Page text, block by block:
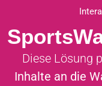
Diese Lösung
Inhalte an die